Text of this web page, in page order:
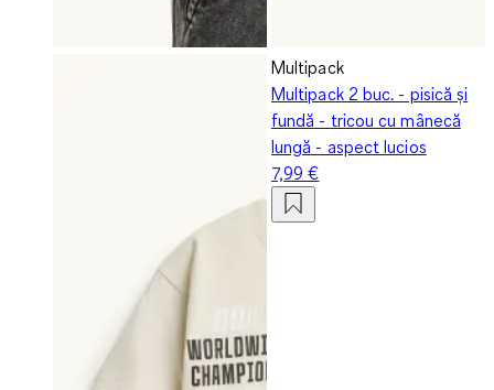
Multipack
Multipack 2 buc. - pisică și
fundă - tricou cu mânecă
lungă - aspect lucios
7,99 €